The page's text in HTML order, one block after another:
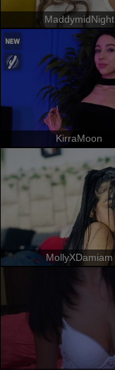
MaddymidNight
KirraMoon
MollyXDamiam